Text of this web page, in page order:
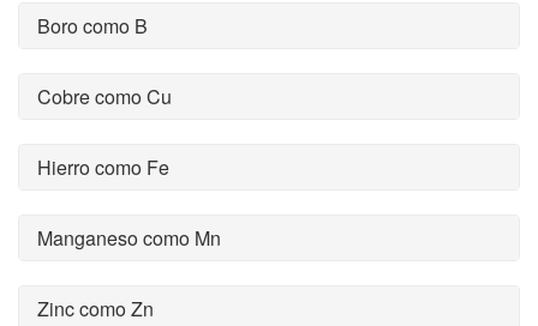
Boro como B
Cobre como Cu
Hierro como Fe
Manganeso como Mn
Zinc como Zn